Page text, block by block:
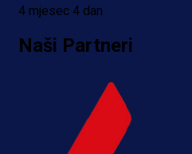
4 mjesec 4 dan
Naši Partneri